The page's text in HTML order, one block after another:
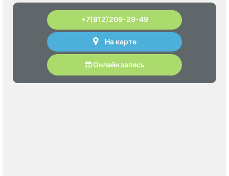
+7(812)209-29-49
На карте
Онлайн запись